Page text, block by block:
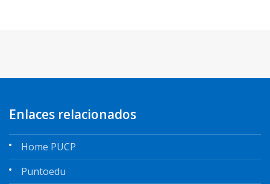
Enlaces relacionados
Home PUCP
Puntoedu